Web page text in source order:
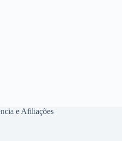
e Afiliações